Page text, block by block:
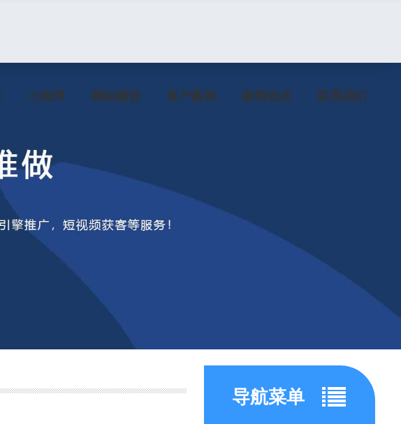
小程序 网站建设 客户案例 新闻动态 联系我们
导航菜单